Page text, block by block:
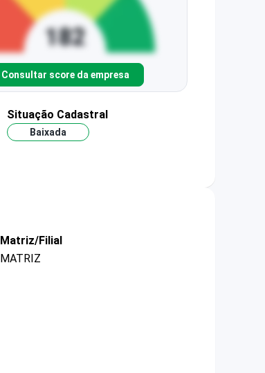
Consultar score da empresa
Situação Cadastral
Baixada
Matriz/Filial
MATRIZ